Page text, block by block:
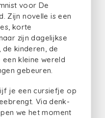
voor De
Zijn novelle is een
korte
zijn dagelijkse
de kinderen, de
een kleine wereld
gebeuren.
je een cursiefje op
Via denk-
we het moment